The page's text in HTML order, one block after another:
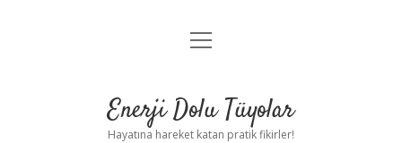
Anasayfa
Yasal Uyarı
menüyü
Enerji Dolu Tüyolar
Hayatına hareket katan pratik fikirler!